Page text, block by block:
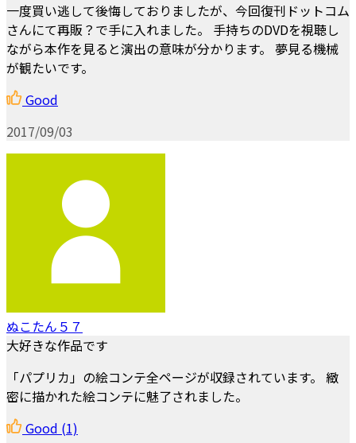
一度買い逃して後悔しておりましたが、今回復刊ドットコム
さんにて再販？で手に入れました。 手持ちのDVDを視聴し
ながら本作を見ると演出の意味が分かります。 夢見る機械
が観たいです。
Good
2017/09/03
ぬこたん５７
大好きな作品です
「パプリカ」の絵コンテ全ページが収録されています。 緻
密に描かれた絵コンテに魅了されました。
Good (1)